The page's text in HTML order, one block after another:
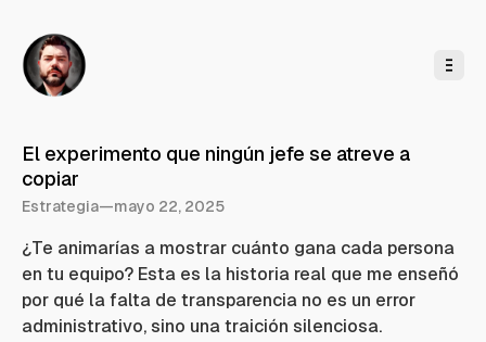
El experimento que ningún jefe se atreve a
copiar
Estrategia—mayo 22, 2025
¿Te animarías a mostrar cuánto gana cada persona
en tu equipo? Esta es la historia real que me enseñó
por qué la falta de transparencia no es un error
administrativo, sino una traición silenciosa.